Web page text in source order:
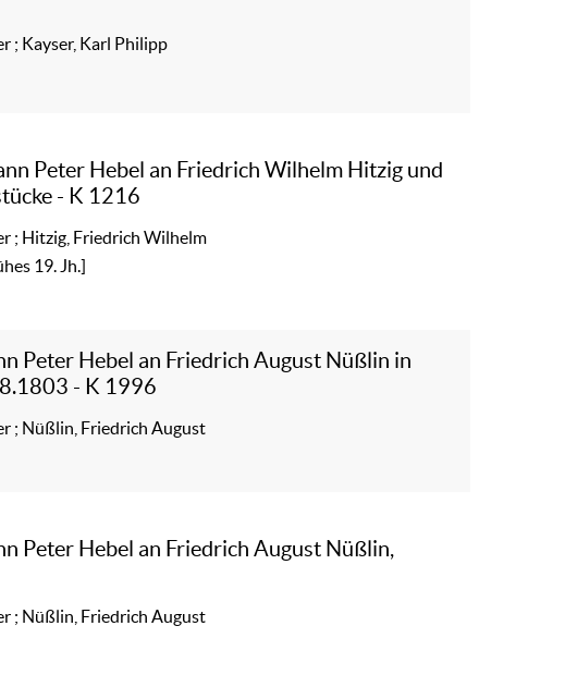
; Kayser, Karl Philipp
Peter Hebel an Friedrich Wilhelm Hitzig und
- K 1216
; Hitzig, Friedrich Wilhelm
19. Jh.]
Peter Hebel an Friedrich August Nüßlin in
- K 1996
; Nüßlin, Friedrich August
Peter Hebel an Friedrich August Nüßlin,
; Nüßlin, Friedrich August